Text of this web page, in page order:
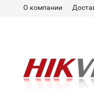
О компании